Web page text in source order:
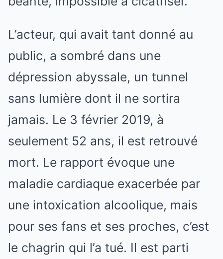
L’acteur, qui avait tant donné au
public, a sombré dans une
dépression abyssale, un tunnel
sans lumière dont il ne sortira
jamais. Le 3 février 2019, à
seulement 52 ans, il est retrouvé
mort. Le rapport évoque une
maladie cardiaque exacerbée par
une intoxication alcoolique, mais
pour ses fans et ses proches, c’est
le chagrin qui l’a tué. Il est parti